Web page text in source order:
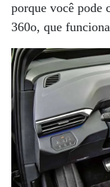
porque você pode
360o, que